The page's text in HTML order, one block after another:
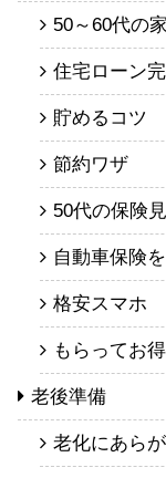
50～60代の
住宅ローン
貯めるコツ
節約ワザ
50代の保険
自動車保険
格安スマホ
もらってお
老後準備
老化にあらが